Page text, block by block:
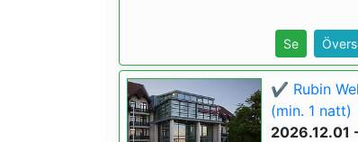
Se
✔️ Rubin
(min. 1 natt)
2026.12.01